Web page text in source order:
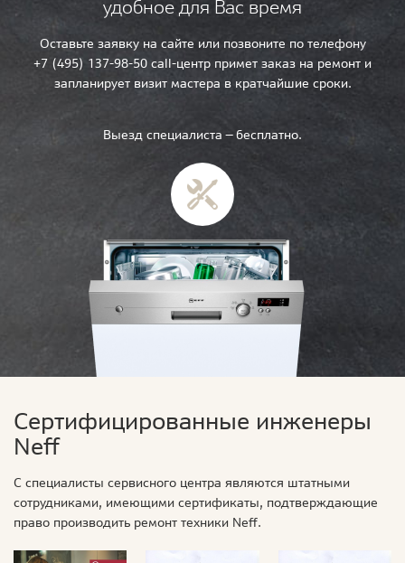
удобное для Вас время
Оставьте заявку на сайте или позвоните по телефону
+7 (495) 137-98-50 call-центр примет заказ на ремонт и
запланирует визит мастера в кратчайшие сроки.
Выезд специалиста — бесплатно.
Сертифицированные инженеры
Neff
С специалисты сервисного центра являются штатными
сотрудниками, имеющими сертификаты, подтверждающие
право производить ремонт техники Neff.